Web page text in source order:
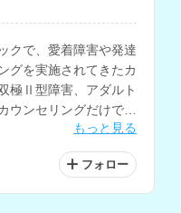
クで、愛着障害や発達
グを実施されてきたカ
極Ⅱ型障害、アダルト
ウンセリングだけでな
談経験をお持ちで、
談も多く経験されてい
もっと見る
フォロー